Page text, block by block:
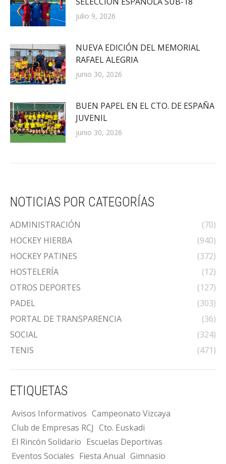
julio 9, 2026
NUEVA EDICIÓN DEL MEMORIAL
RAFAEL ALEGRIA
junio 30, 2026
BUEN PAPEL EN EL CTO. DE ESPAÑA
JUVENIL
junio 30, 2026
NOTICIAS POR CATEGORÍAS
ADMINISTRACIÓN
(70)
HOCKEY HIERBA
(940)
HOCKEY PATINES
(372)
HOSTELERÍA
(12)
OTROS DEPORTES
(127)
PADEL
(303)
PORTAL DE TRANSPARENCIA
(36)
SOCIAL
(324)
TENIS
(471)
ETIQUETAS
Avisos Informativos Campeonato Vizcaya
Club de Empresas RCJ Cto. Euskadi
El Rincón Solidario Escuelas Deportivas
Eventos Sociales Fiesta Anual Gimnasio